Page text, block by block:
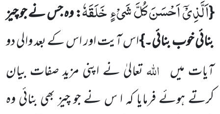
{اَلَّذِیْۤ اَحْسَنَ كُلَّ شَیْءٍ خَلَقَهٗ: وہ جس نے جو چیز
بنائی خوب بنائی۔}اس آیت اور اس کے بعد والی دو
آیات میں اللہتعالیٰ نے اپنی مزید صفات بیان
کرتے ہوئے فرمایا کہ ا س نے جو چیز بھی بنائی وہ